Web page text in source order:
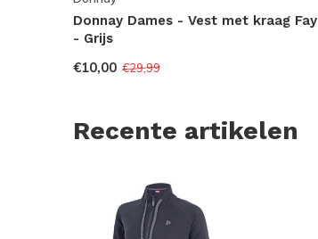
Donnay Dames - Vest met kraag Fay
- Grijs
€10,00 €29,99
Recente artikelen